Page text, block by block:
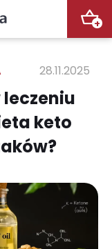
+
28.11.2025
keto